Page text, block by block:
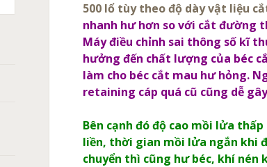
500 lổ tùy theo độ dày vật liệu
nhanh hư hơn so với cắt đường
Máy điều chỉnh sai thông số kĩ
hưởng đến chất lượng của béc
làm cho béc cắt mau hư hỏng.
retaining cáp quá cũ cũng dễ
Bên cạnh đó độ cao mồi lửa
liền, thời gian mồi lửa ngắn khi
chuyển thì cũng hư béc, khí nén